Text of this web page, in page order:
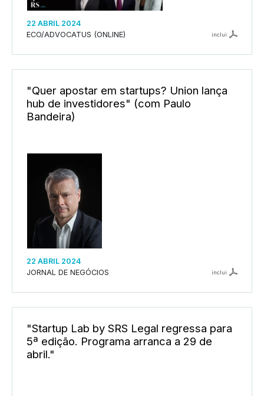
22 ABRIL 2024
ECO/ADVOCATUS (ONLINE)
inclui
"Quer apostar em startups? Union lança
hub de investidores" (com Paulo
Bandeira)
22 ABRIL 2024
JORNAL DE NEGÓCIOS
inclui
"Startup Lab by SRS Legal regressa para
5ª edição. Programa arranca a 29 de
abril."